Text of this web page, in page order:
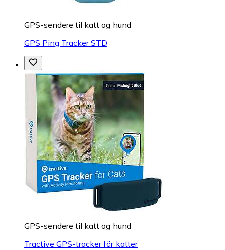
GPS-sendere til katt og hund
GPS Ping Tracker STD
GPS-sendere til katt og hund
Tractive GPS-tracker för katter